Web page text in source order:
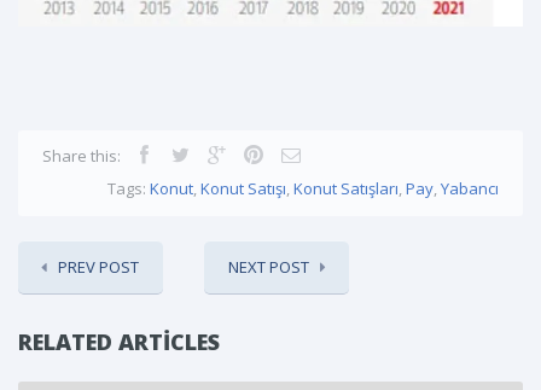
Share this:
Tags: Konut,Konut Satışı,Konut Satışları,Pay,Yabancı
PREV POST NEXT POST
RELATED ARTICLES